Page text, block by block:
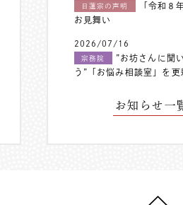
日蓮宗の声明
「令和８
お見舞い
2026/07/16
宗務院
”お坊さんに聞
う”「お悩み相談室」を更
お知らせ一